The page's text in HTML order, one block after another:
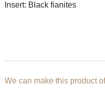
Insert: Black fianites
We can make this product